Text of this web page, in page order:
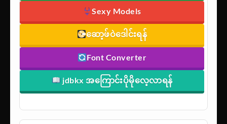
Sexy Models
ဆော့ဖ်ဝဲဒေါင်းရန်
Font Converter
jdbkx အကြောင်းပိုမိုလေ့လာရန်